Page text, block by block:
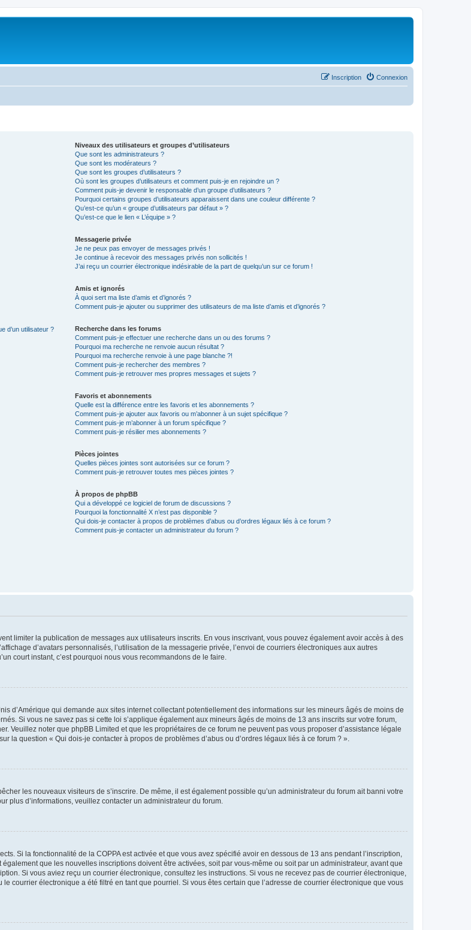
Connexion
Inscription
d’un utilisateur ?
Niveaux des utilisateurs et groupes d’utilisateurs
Que sont les administrateurs ?
Que sont les modérateurs ?
Que sont les groupes d’utilisateurs ?
Où sont les groupes d’utilisateurs et comment puis-je en rejoindre un ?
Comment puis-je devenir le responsable d’un groupe d’utilisateurs ?
Pourquoi certains groupes d’utilisateurs apparaissent dans une couleur différente ?
Qu’est-ce qu’un « groupe d’utilisateurs par défaut » ?
Qu’est-ce que le lien « L’équipe » ?
Messagerie privée
Je ne peux pas envoyer de messages privés !
Je continue à recevoir des messages privés non sollicités !
J’ai reçu un courrier électronique indésirable de la part de quelqu’un sur ce forum !
Amis et ignorés
À quoi sert ma liste d’amis et d’ignorés ?
Comment puis-je ajouter ou supprimer des utilisateurs de ma liste d’amis et d’ignorés ?
Recherche dans les forums
Comment puis-je effectuer une recherche dans un ou des forums ?
Pourquoi ma recherche ne renvoie aucun résultat ?
Pourquoi ma recherche renvoie à une page blanche ?!
Comment puis-je rechercher des membres ?
Comment puis-je retrouver mes propres messages et sujets ?
Favoris et abonnements
Quelle est la différence entre les favoris et les abonnements ?
Comment puis-je ajouter aux favoris ou m’abonner à un sujet spécifique ?
Comment puis-je m’abonner à un forum spécifique ?
Comment puis-je résilier mes abonnements ?
Pièces jointes
Quelles pièces jointes sont autorisées sur ce forum ?
Comment puis-je retrouver toutes mes pièces jointes ?
À propos de phpBB
Qui a développé ce logiciel de forum de discussions ?
Pourquoi la fonctionnalité X n’est pas disponible ?
Qui dois-je contacter à propos de problèmes d’abus ou d’ordres légaux liés à ce forum ?
Comment puis-je contacter un administrateur du forum ?
limiter la publication de messages aux utilisateurs inscrits. En vous inscrivant, vous pouvez également avoir accès à des
d’avatars personnalisés, l’utilisation de la messagerie privée, l’envoi de courriers électroniques aux autres
court instant, c’est pourquoi nous vous recommandons de le faire.
d’Amérique qui demande aux sites internet collectant potentiellement des informations sur les mineurs âgés de moins de
Si vous ne savez pas si cette loi s’applique également aux mineurs âgés de moins de 13 ans inscrits sur votre forum,
Veuillez noter que phpBB Limited et que les propriétaires de ce forum ne peuvent pas vous proposer d’assistance légale
la question « Qui dois-je contacter à propos de problèmes d’abus ou d’ordres légaux liés à ce forum ? ».
les nouveaux visiteurs de s’inscrire. De même, il est également possible qu’un administrateur du forum ait banni votre
plus d’informations, veuillez contacter un administrateur du forum.
Si la fonctionnalité de la COPPA est activée et que vous avez spécifié avoir en dessous de 13 ans pendant l’inscription,
que les nouvelles inscriptions doivent être activées, soit par vous-même ou soit par un administrateur, avant que
Si vous aviez reçu un courrier électronique, consultez les instructions. Si vous ne recevez pas de courrier électronique,
courrier électronique a été filtré en tant que pourriel. Si vous êtes certain que l’adresse de courrier électronique que vous